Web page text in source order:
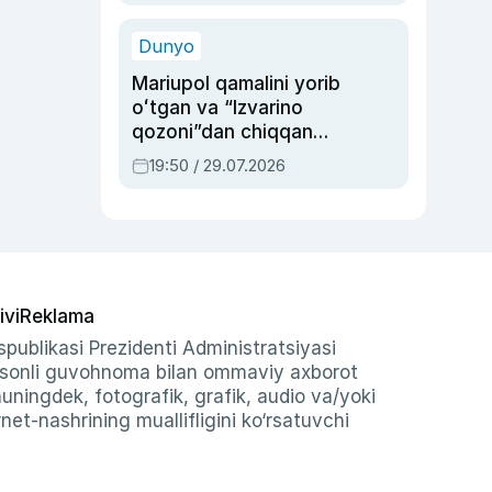
Dunyo
Mariupol qamalini yorib
oʻtgan va “Izvarino
qozoni”dan chiqqan
qahramon — Ukraina
armiyasi bosh
19:50 / 29.07.2026
Reklama
Prezidenti Administratsiyasi
guvohnoma bilan ommaviy axborot
fotografik, grafik, audio va/yoki
nashrining muallifligini ko‘rsatuvchi